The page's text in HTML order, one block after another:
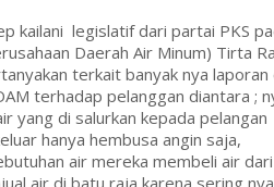
kailani legislatif dari partai PKS
Daerah Air Minum) Tirta
terkait banyak nya laporan
terhadap pelanggan diantara ;
yang di salurkan kepada
hanya hembusa angin saja,
air mereka membeli air
air di batu raja karena sering